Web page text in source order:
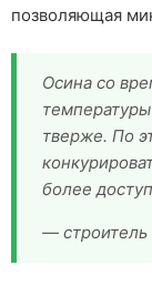
позволяющая
Осина со
тверже. По
более
— строитель